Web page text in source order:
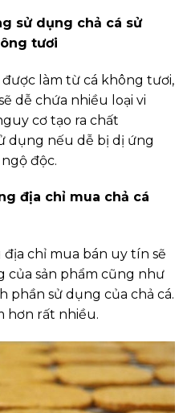
sử dụng chả cá sử
tươi
làm từ cá không tươi,
dễ chứa nhiều loại vi
cơ tạo ra chất
dụng nếu dễ bị dị ứng
độc.
địa chỉ mua chả cá
chỉ mua bán uy tín sẽ
của sản phẩm cũng như
phần sử dụng của chả cá.
hơn rất nhiều.